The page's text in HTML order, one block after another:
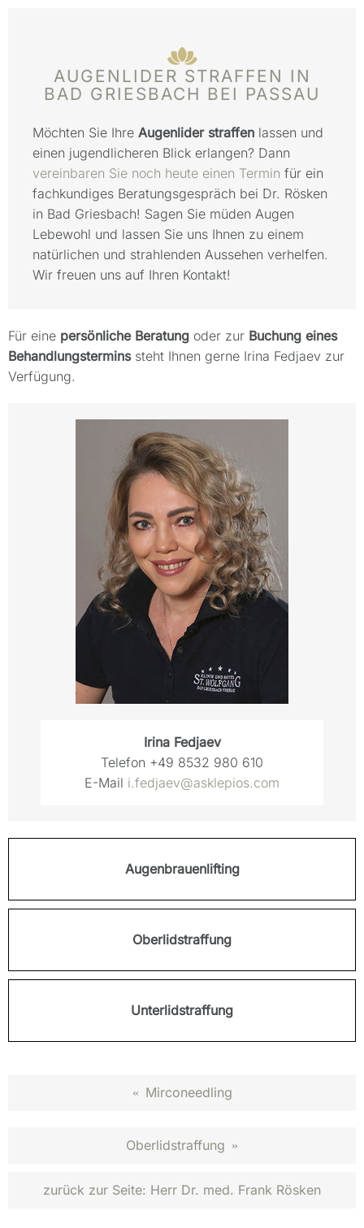
AUGENLIDER STRAFFEN IN
BAD GRIESBACH BEI PASSAU
Möchten Sie Ihre Augenlider straffen lassen und
einen jugendlicheren Blick erlangen? Dann
vereinbaren Sie noch heute einen Termin für ein
fachkundiges Beratungsgespräch bei Dr. Rösken
in Bad Griesbach! Sagen Sie müden Augen
Lebewohl und lassen Sie uns Ihnen zu einem
natürlichen und strahlenden Aussehen verhelfen.
Wir freuen uns auf Ihren Kontakt!
Für eine persönliche Beratung oder zur Buchung eines
Behandlungsterminssteht Ihnen gerne Irina Fedjaev zur
Verfügung.
Irina Fedjaev
Telefon +49 8532 980 610
E-Mail i.fedjaev@asklepios.com
Augenbrauenlifting
Oberlidstraffung
Unterlidstraffung
« Mirconeedling
Oberlidstraffung »
zurück zur Seite: Herr Dr. med. Frank Rösken